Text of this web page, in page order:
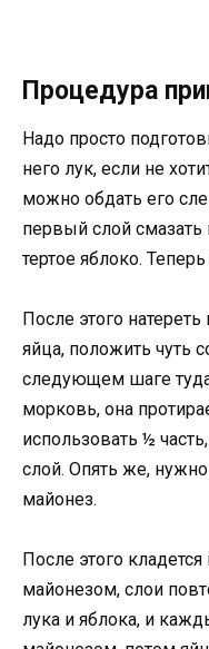
Процедура
Надо просто
него лук, если не
можно обдать его
первый слой
тертое яблоко.
После этого
яйца, положить чуть
следующем шаге
морковь, она
использовать ½
слой. Опять же,
майонез.
После этого
майонезом, слои
лука и яблока, и